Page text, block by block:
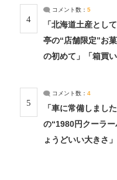
4
コメント数： 5
「北海道土産とし
亭の“店舗限定”お
の初めて」「箱買
5
コメント数： 4
「車に常備しまし
の“1980円クーラ
ょうどいい大きさ